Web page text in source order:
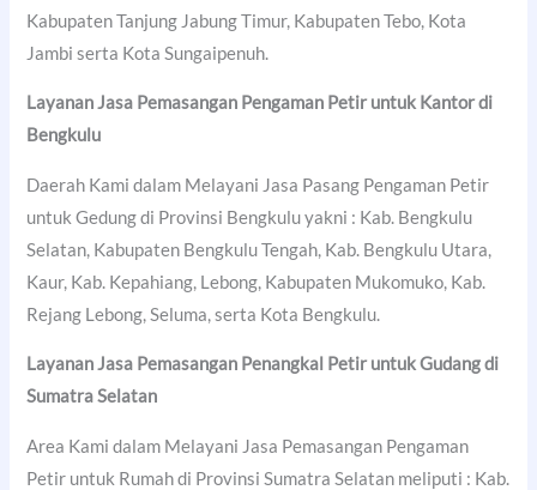
Kabupaten Tanjung Jabung Timur, Kabupaten Tebo, Kota
Jambi serta Kota Sungaipenuh.
Layanan Jasa Pemasangan Pengaman Petir untuk Kantor di
Bengkulu
Daerah Kami dalam Melayani Jasa Pasang Pengaman Petir
untuk Gedung di Provinsi Bengkulu yakni : Kab. Bengkulu
Selatan, Kabupaten Bengkulu Tengah, Kab. Bengkulu Utara,
Kaur, Kab. Kepahiang, Lebong, Kabupaten Mukomuko, Kab.
Rejang Lebong, Seluma, serta Kota Bengkulu.
Layanan Jasa Pemasangan Penangkal Petir untuk Gudang di
Sumatra Selatan
Area Kami dalam Melayani Jasa Pemasangan Pengaman
Petir untuk Rumah di Provinsi Sumatra Selatan meliputi : Kab.